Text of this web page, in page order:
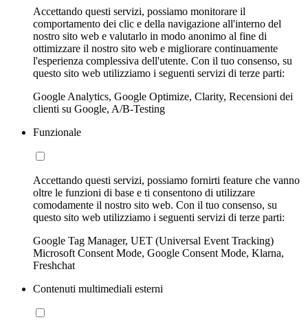
Accettando questi servizi, possiamo monitorare il
comportamento dei clic e della navigazione all'interno del
nostro sito web e valutarlo in modo anonimo al fine di
ottimizzare il nostro sito web e migliorare continuamente
l'esperienza complessiva dell'utente. Con il tuo consenso, su
questo sito web utilizziamo i seguenti servizi di terze parti:
Google Analytics, Google Optimize, Clarity, Recensioni dei
clienti su Google, A/B-Testing
Funzionale
Accettando questi servizi, possiamo fornirti feature che vanno
oltre le funzioni di base e ti consentono di utilizzare
comodamente il nostro sito web. Con il tuo consenso, su
questo sito web utilizziamo i seguenti servizi di terze parti:
Google Tag Manager, UET (Universal Event Tracking)
Microsoft Consent Mode, Google Consent Mode, Klarna,
Freshchat
Contenuti multimediali esterni